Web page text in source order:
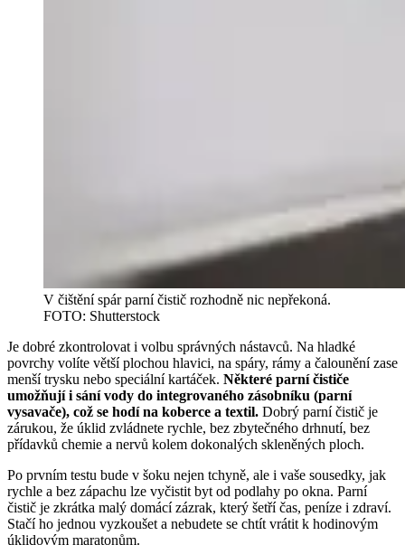
V čištění spár parní čistič rozhodně nic nepřekoná.
FOTO: Shutterstock
Je dobré zkontrolovat i volbu správných nástavců. Na hladké
povrchy volíte větší plochou hlavici, na spáry, rámy a čalounění zase
menší trysku nebo speciální kartáček. Některé parní čističe
umožňují i sání vody do integrovaného zásobníku (parní
vysavače), což se hodí na koberce a textil. Dobrý parní čistič je
zárukou, že úklid zvládnete rychle, bez zbytečného drhnutí, bez
přídavků chemie a nervů kolem dokonalých skleněných ploch.
Po prvním testu bude v šoku nejen tchyně, ale i vaše sousedky, jak
rychle a bez zápachu lze vyčistit byt od podlahy po okna. Parní
čistič je zkrátka malý domácí zázrak, který šetří čas, peníze i zdraví.
Stačí ho jednou vyzkoušet a nebudete se chtít vrátit k hodinovým
úklidovým maratonům.